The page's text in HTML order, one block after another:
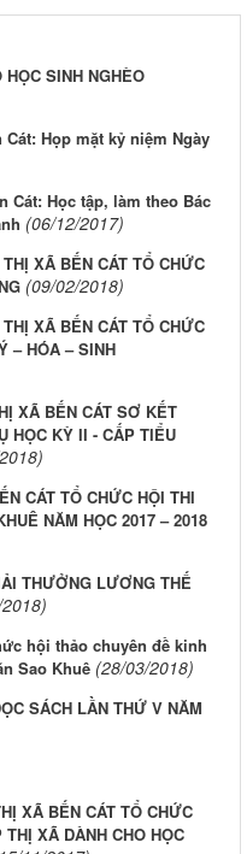
HỌC SINH NGHÈO
Họp mặt kỷ niệm Ngày
Cát: Học tập, làm theo Bác
(06/12/2017)
XÃ BẾN CÁT TỔ CHỨC
(09/02/2018)
XÃ BẾN CÁT TỔ CHỨC
– HÓA – SINH
XÃ BẾN CÁT SƠ KẾT
HỌC KỲ II - CẤP TIỂU
CÁT TỔ CHỨC HỘI THI
NĂM HỌC 2017 – 2018
THƯỞNG LƯƠNG THẾ
hội thảo chuyên đề kinh
Sao Khuê (28/03/2018)
SÁCH LẦN THỨ V NĂM
XÃ BẾN CÁT TỔ CHỨC
XÃ DÀNH CHO HỌC